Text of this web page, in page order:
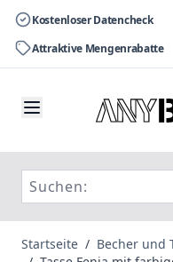
Kostenloser Datencheck
Attraktive Mengenrabatte
Startseite / Becher und